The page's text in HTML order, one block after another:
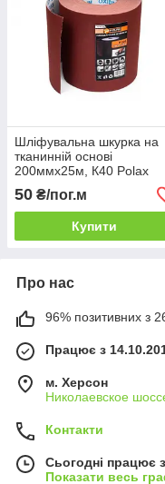
Шліфувальна шкурка на
тканинній основі
200ммх25м, К40 Polax
50 ₴/пог.м
Купити
Про нас
96% позитивних з 26
Працює з
м. Херсон
Николаевское
Контакти
Сьогодні працює
Показати весь